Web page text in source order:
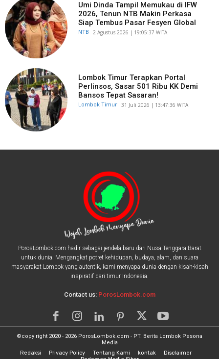
Umi Dinda Tampil Memukau di IFW
2026, Tenun NTB Makin Perkasa
Siap Tembus Pasar Fesyen Global
NTB ​2 Agustus 2026 | 19:05:37 WITA
Lombok Timur Terapkan Portal
Perlinsos, Sasar 501 Ribu KK Demi
Bansos Tepat Sasaran!
Lombok Timur ​31 Juli 2026 | 13:47:36 WITA
PorosLombok.com hadir sebagai jendela baru dari Nusa Tenggara Barat
untuk dunia. Mengangkat potret kehidupan, budaya, alam, dan suara
masyarakat Lombok yang autentik, kami menyapa dunia dengan kisah-kisah
inspiratif dari timur Indonesia.
Contact us: PorosLombok.com
©copy right 2020 - 2026 PorosLombok.com - PT. Berita Lombok Pesona
Media
Redaksi
Privacy Policy Tentang Kami kontak
Disclaimer